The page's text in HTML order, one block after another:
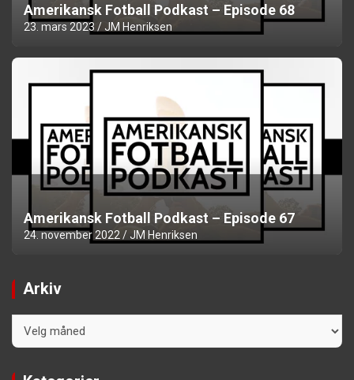
Amerikansk Fotball Podkast – Episode 68
23. mars 2023 JM Henriksen
Amerikansk Fotball Podkast – Episode 67
24. november 2022 JM Henriksen
Arkiv